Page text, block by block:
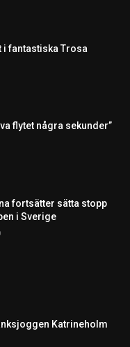
i fantastiska Trosa
flytet några sekunder”
fortsätter sätta stopp
i Sverige
Katrineholm